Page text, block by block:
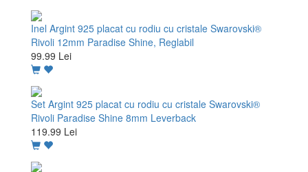
Inel Argint 925 placat cu rodiu cu cristale Swarovski®
Rivoli 12mm Paradise Shine, Reglabil
99.99 Lei
Set Argint 925 placat cu rodiu cu cristale Swarovski®
Rivoli Paradise Shine 8mm Leverback
119.99 Lei